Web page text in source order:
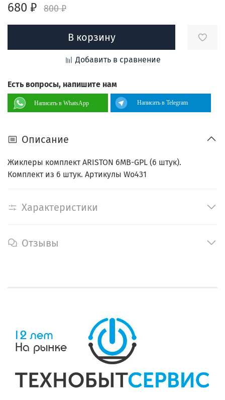
680 ₽
800 ₽
В корзину
Добавить в сравнение
Есть вопросы, напишите нам
Написать в WhatsApp Написать в Telegram
Описание
Жиклеры комплект ARISTON 6MB-GPL (6 штук).
Комплект из 6 штук. Артикулы Wo431
Характеристики
Отзывы